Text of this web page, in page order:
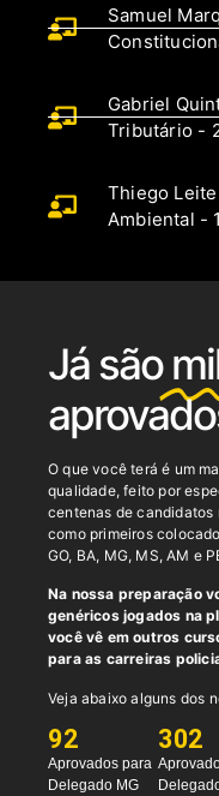
Samuel
Gabriel
Tributário -
Thiego
Ambiental -
Já são
O que você terá é um
qualidade, feito por
centenas de candidatos
como primeiros
GO, BA, MG, MS, AM e
Na nossa preparação
genéricos jogados na
você vê em outros
para as carreiras
Veja abaixo alguns dos
Aprovados para
Delegado MG
92 302